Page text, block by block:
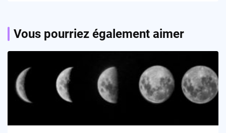
Vous pourriez également aimer